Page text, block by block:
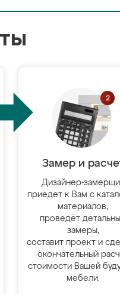
Замер и
Дизайнер-
приедет к Вам с
материалов,
проведёт
замеры,
составит проект и
окончательный
стоимости Вашей
мебели.